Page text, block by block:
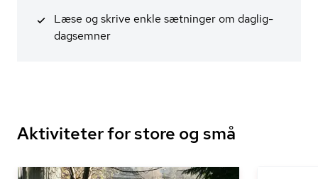
Læse og skrive enkle sætninger om dag­lig­
dagsem­ner
Aktiviteter for store og små